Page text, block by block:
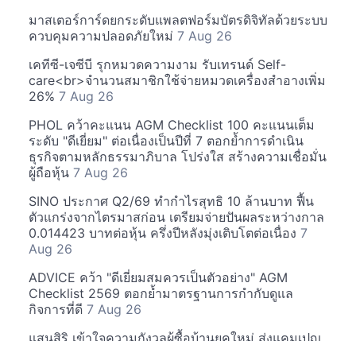
มาสเตอร์การ์ดยกระดับแพลตฟอร์มบัตรดิจิทัลด้วยระบบ
ควบคุมความปลอดภัยใหม่ 7 Aug 26
เคทีซี-เจซีบี รุกหมวดความงาม รับเทรนด์ Self-
care<br>จำนวนสมาชิกใช้จ่ายหมวดเครื่องสำอางเพิ่ม
26% 7 Aug 26
PHOL คว้าคะแนน AGM Checklist 100 คะแนนเต็ม
ระดับ "ดีเยี่ยม" ต่อเนื่องเป็นปีที่ 7 ตอกย้ำการดำเนิน
ธุรกิจตามหลักธรรมาภิบาล โปร่งใส สร้างความเชื่อมั่น
ผู้ถือหุ้น 7 Aug 26
SINO ประกาศ Q2/69 ทำกำไรสุทธิ 10 ล้านบาท ฟื้น
ตัวแกร่งจากไตรมาสก่อน เตรียมจ่ายปันผลระหว่างกาล
0.014423 บาทต่อหุ้น ครึ่งปีหลังมุ่งเติบโตต่อเนื่อง 7
Aug 26
ADVICE คว้า "ดีเยี่ยมสมควรเป็นตัวอย่าง" AGM
Checklist 2569 ตอกย้ำมาตรฐานการกำกับดูแล
กิจการที่ดี 7 Aug 26
แสนสิริ เข้าใจความกังวลผู้ซื้อบ้านยุคใหม่ ส่งแคมเปญ